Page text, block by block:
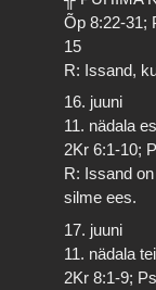
Õp 8:22-31;
15
R: Issand,
16. juuni
11. nädala
2Kr 6:1-10;
R: Issand
silme ees.
17. juuni
11. nädala
2Kr 8:1-9;